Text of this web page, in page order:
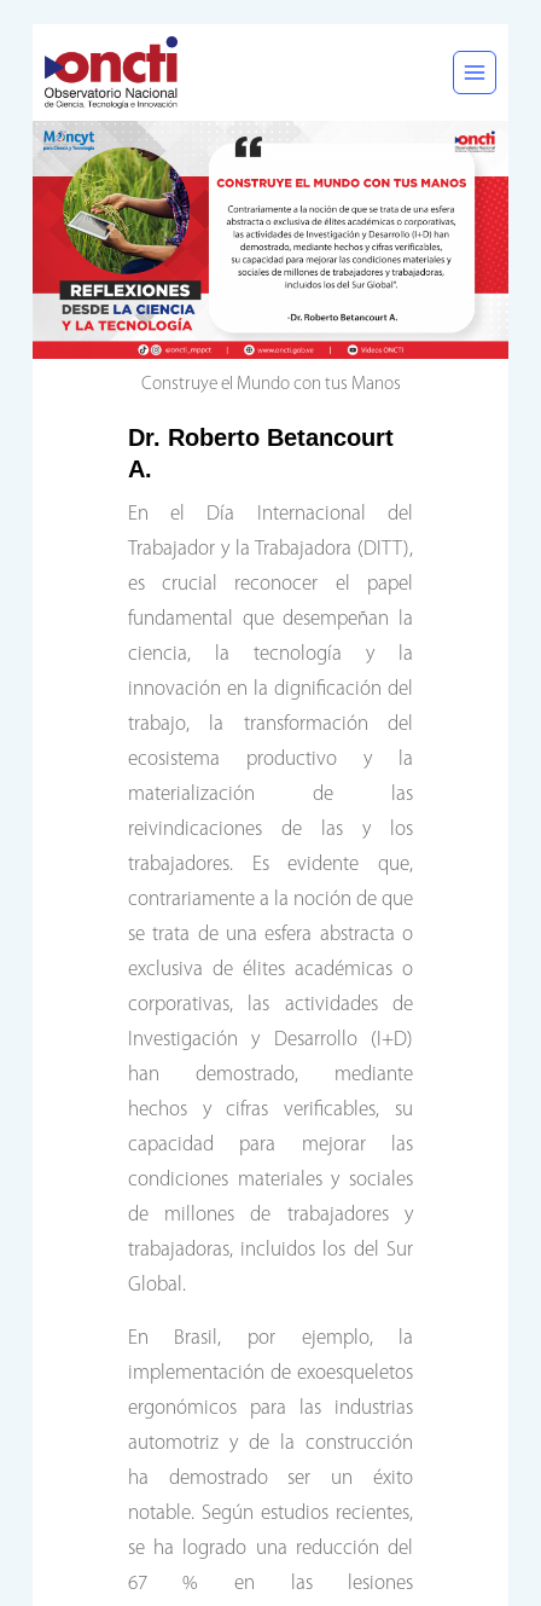
al
contenido
Construye el Mundo con tus Manos
Dr. Roberto Betancourt
A.
En el Día Internacional del
Trabajador y la Trabajadora (DITT),
es crucial reconocer el papel
fundamental que desempeñan la
ciencia, la tecnología y la
innovación en la dignificación del
trabajo, la transformación del
ecosistema productivo y la
materialización de las
reivindicaciones de las y los
trabajadores. Es evidente que,
contrariamente a la noción de que
se trata de una esfera abstracta o
exclusiva de élites académicas o
corporativas, las actividades de
Investigación y Desarrollo (I+D)
han demostrado, mediante
hechos y cifras verificables, su
capacidad para mejorar las
condiciones materiales y sociales
de millones de trabajadores y
trabajadoras, incluidos los del Sur
Global.
En Brasil, por ejemplo, la
implementación de exoesqueletos
ergonómicos para las industrias
automotriz y de la construcción
ha demostrado ser un éxito
notable. Según estudios recientes,
se ha logrado una reducción del
67 % en las lesiones